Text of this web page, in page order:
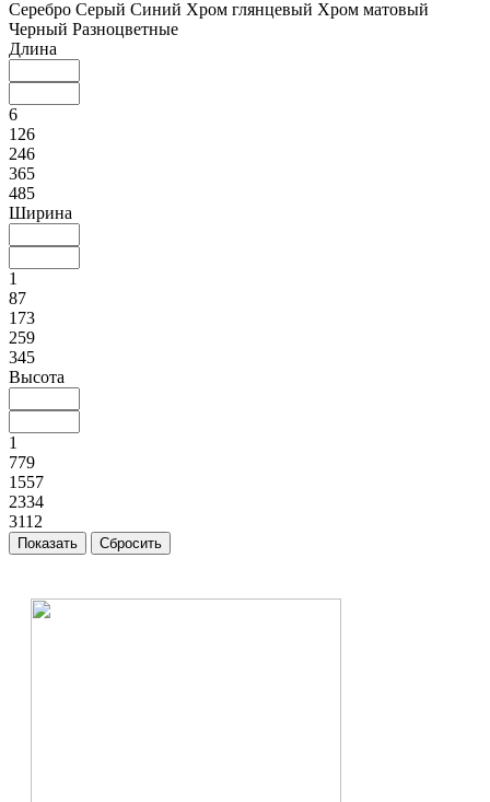
Серебро Серый Синий Хром глянцевый Хром матовый
Черный Разноцветные
Длина
6
126
246
365
485
Ширина
1
87
173
259
345
Высота
1
779
1557
2334
3112